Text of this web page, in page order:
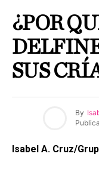
¿POR
SUS
By
Isabel A. Cruz/